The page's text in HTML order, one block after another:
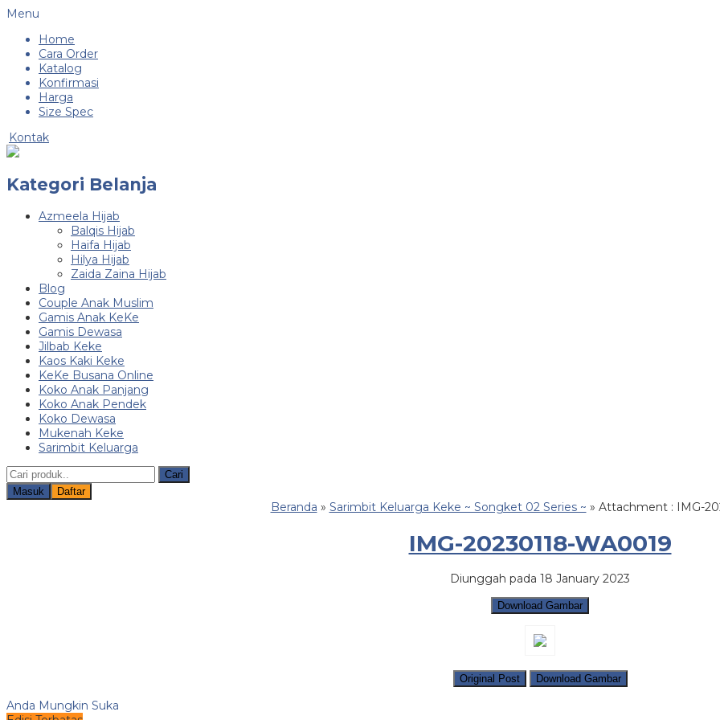
Menu
Home
Cara Order
Katalog
Konfirmasi
Harga
Size Spec
Kontak
Kategori Belanja
Azmeela Hijab
Balqis Hijab
Haifa Hijab
Hilya Hijab
Zaida Zaina Hijab
Blog
Couple Anak Muslim
Gamis Anak KeKe
Gamis Dewasa
Jilbab Keke
Kaos Kaki Keke
KeKe Busana Online
Koko Anak Panjang
Koko Anak Pendek
Koko Dewasa
Mukenah Keke
Sarimbit Keluarga
Cari
Masuk
Daftar
Beranda » Sarimbit Keluarga Keke ~ Songket 02 Series ~ » Attachment : IMG-
IMG-20230118-WA0019
Diunggah pada 18 January 2023
Download Gambar
Original Post Download Gambar
Anda Mungkin Suka